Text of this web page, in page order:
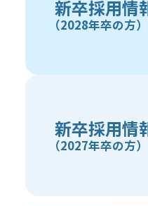
新卒採用情
（2028年卒の方）
新卒採用情
（2027年卒の方）